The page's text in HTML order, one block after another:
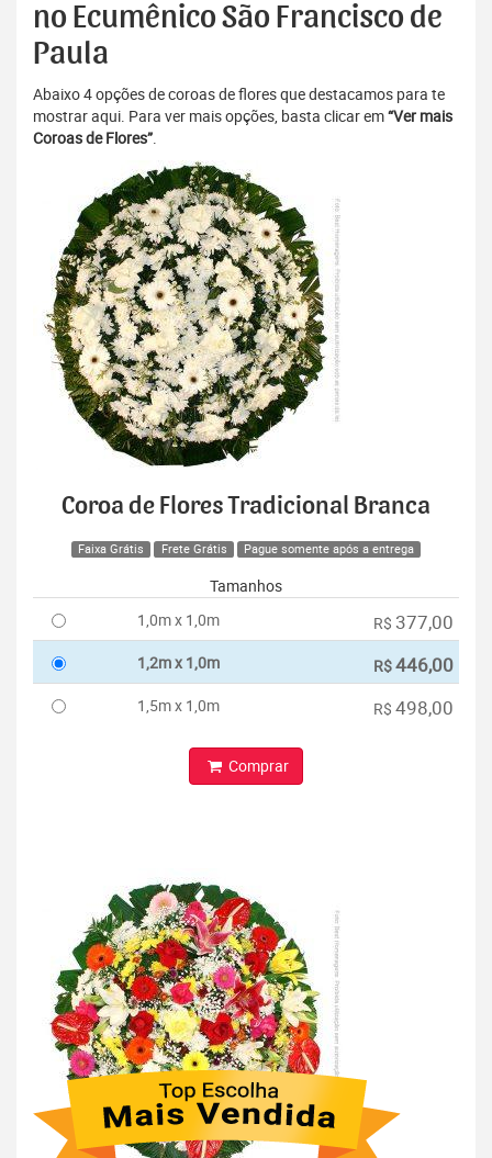
no Ecumênico São Francisco de
Paula
Abaixo 4 opções de coroas de flores que destacamos para te
mostrar aqui. Para ver mais opções, basta clicar em“Ver mais
Coroas de Flores”.
Coroa de Flores Tradicional Branca
Faixa Grátis Frete Grátis Pague somente após a entrega
Tamanhos
1,0m x 1,0m
R$ 377,00
1,2m x 1,0m R$446,00
1,5m x 1,0m R$ 498,00
Comprar